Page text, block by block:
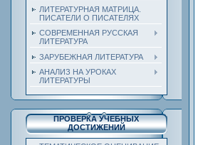
ЛИТЕРАТУРНАЯ МАТРИЦА.
ПИСАТЕЛИ О ПИСАТЕЛЯХ
СОВРЕМЕННАЯ РУССКАЯ
ЛИТЕРАТУРА
ЗАРУБЕЖНАЯ ЛИТЕРАТУРА
АНАЛИЗ НА УРОКАХ
ЛИТЕРАТУРЫ
ПРОВЕРКА УЧЕБНЫХ
ДОСТИЖЕНИЙ